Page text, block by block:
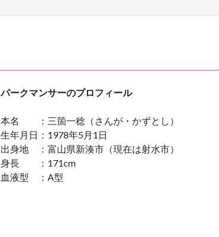
パークマンサーのプロフィール
本名 ：三箇一稔（さんが・かずとし）
生年月日：1978年5月1日
出身地 ：富山県新湊市（現在は射水市）
身長 ：171cm
血液型 ：A型